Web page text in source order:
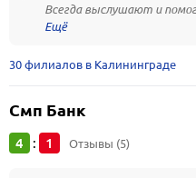
Всегда выслушают и
30 филиалов в Калининграде
Смп Банк
4 : 1 Отзывы (5)